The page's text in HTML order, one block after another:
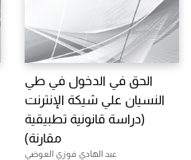
الحق في الدخول في طي
النسيان علي شيكة الإنترنت
(دراسة قانونية تطبيقية
مقارنة)
عبد الهادي فوزي العوضي